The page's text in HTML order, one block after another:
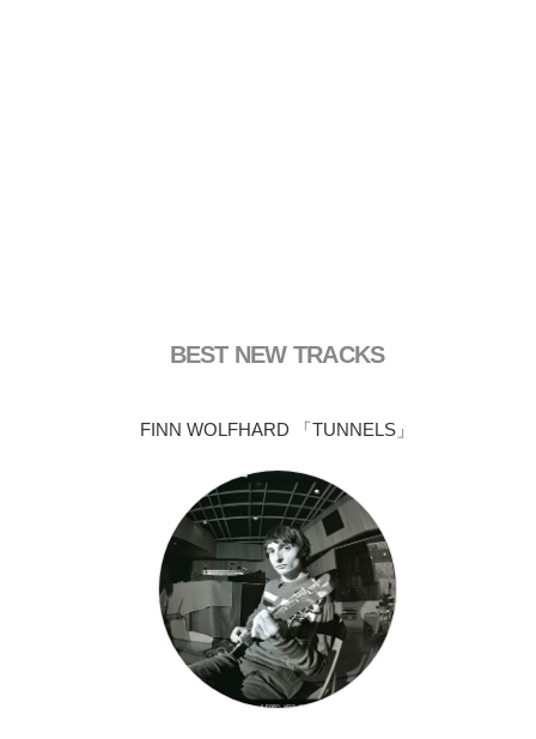
BEST NEW TRACKS
FINN WOLFHARD 「TUNNELS」